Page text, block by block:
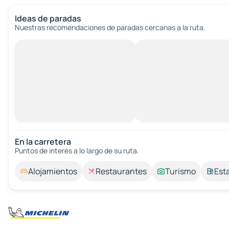
Ideas de paradas
Nuestras recomendaciones de paradas cercanas a la ruta.
En la carretera
Puntos de interés a lo largo de su ruta.
Alojamientos Restaurantes Turismo